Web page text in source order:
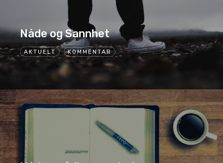
AKTUELT KOMMENTAR
Nåde og Sannhet